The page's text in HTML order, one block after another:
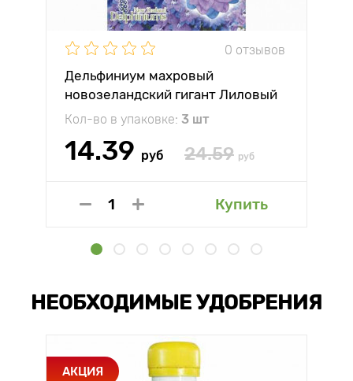
0 отзывов
Дельфиниум махровый
новозеландский гигант Лиловый
Гавриш
Кол-во в упаковке: 3 шт
14.39 руб 24.59 руб
Купить
НЕОБХОДИМЫЕ УДОБРЕНИЯ
АКЦИЯ